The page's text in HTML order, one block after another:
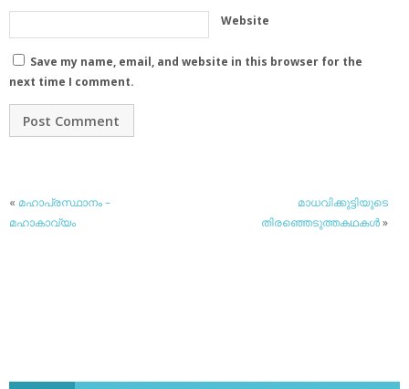
Website
Save my name, email, and website in this browser for the
next time I comment.
« മഹാപ്രസ്ഥാനം –
മഹാകാവ്യം
മാധവിക്കുട്ടിയുടെ
തിരഞ്ഞെടുത്തകഥകള്‍»